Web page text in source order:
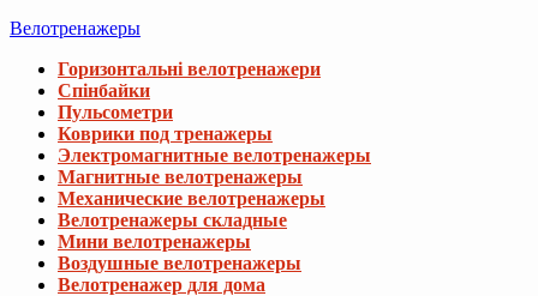
Велотренажеры
Горизонтальні велотренажери
Спінбайки
Пульсометри
Коврики под тренажеры
Электромагнитные велотренажеры
Магнитные велотренажеры
Механические велотренажеры
Велотренажеры складные
Мини велотренажеры
Воздушные велотренажеры
Велотренажер для дома